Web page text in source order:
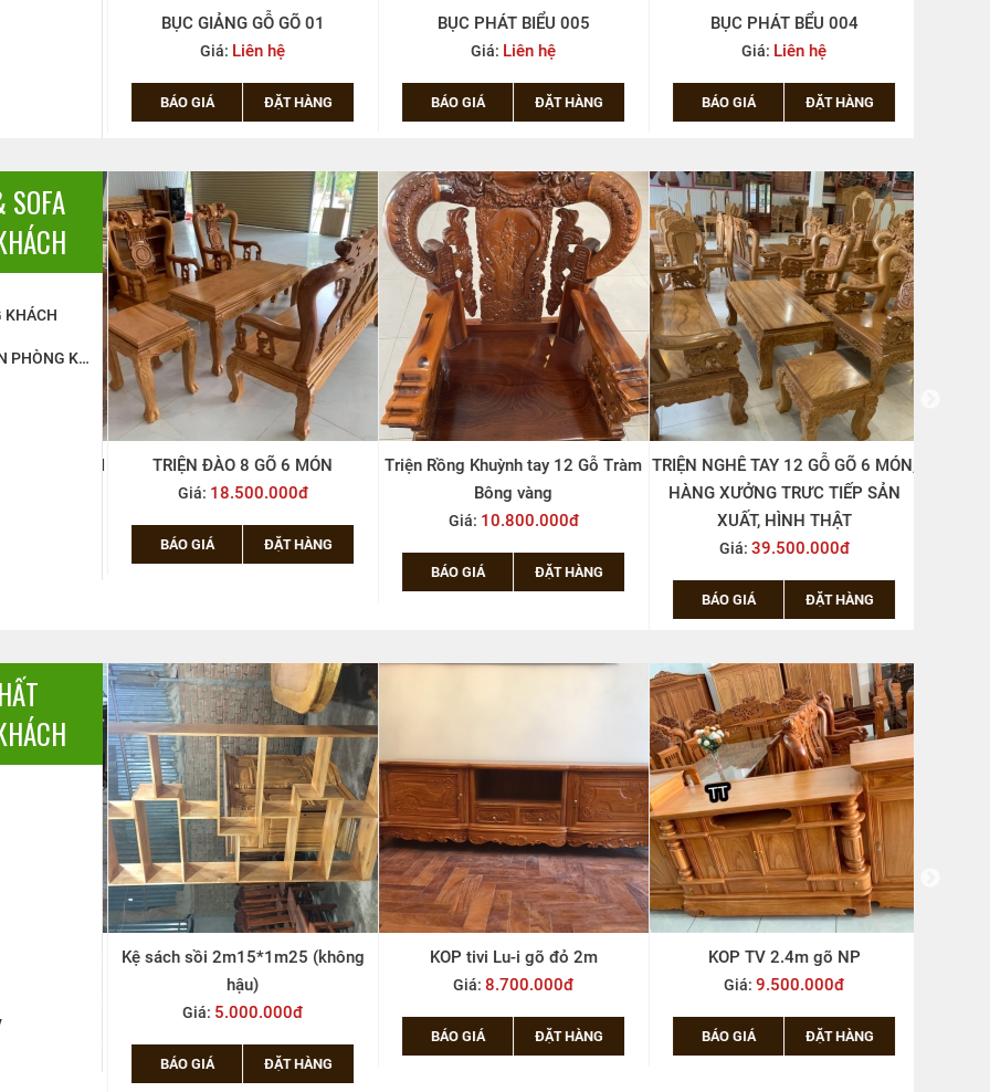
BỤC GIẢNG GỖ GÕ 01
Giá: Liên hệ
BÁO GIÁ ĐẶT HÀNG
BỤC PHÁT BIỂU 005
Giá: Liên hệ
BÁO GIÁ ĐẶT HÀNG
BỤC PHÁT BỂU 004
Giá: Liên hệ
BÁO GIÁ ĐẶT HÀNG
SOFA
KHÁCH
SALON, TRIỆN PHÒNG KHÁCH
GỖ TRÀM
KỸ)
TRIỆN ĐÀO 8 GÕ 6 MÓN
Giá:18.500.000đ
BÁO GIÁ ĐẶT HÀNG
Triện Rồng Khuỳnh tay 12 Gỗ Tràm
Bông vàng
Giá:10.800.000đ
BÁO GIÁ ĐẶT HÀNG
TRIỆN NGHÊ TAY 12 GỖ GÕ 6 MÓN,
HÀNG XƯỞNG TRƯC TIẾP SẢN
XUẤT, HÌNH THẬT
Giá:39.500.000đ
BÁO GIÁ ĐẶT HÀNG
HÀNG
Kệ sách sồi 2m15*1m25 (không
hậu)
Giá: 5.000.000đ
BÁO GIÁ ĐẶT HÀNG
KOP tivi Lu-i gõ đỏ 2m
Giá: 8.700.000đ
BÁO GIÁ ĐẶT HÀNG
KOP TV 2.4m gõ NP
Giá: 9.500.000đ
BÁO GIÁ ĐẶT HÀNG